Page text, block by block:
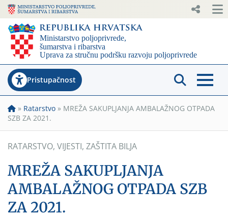
Pristupačnost
» Ratarstvo » MREŽA SAKUPLJANJA AMBALAŽNOG OTPADA
SZB ZA 2021.
RATARSTVO, VIJESTI, ZAŠTITA BILJA
MREŽA SAKUPLJANJA
AMBALAŽNOG OTPADA SZB
ZA 2021.